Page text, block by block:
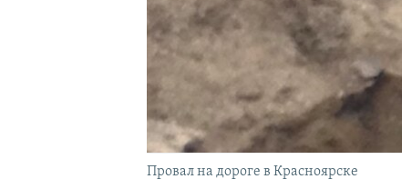
Провал на дороге в Красноярске